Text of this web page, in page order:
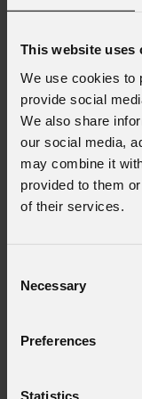
This website uses
We use cookies to
provide social
We also share
our social media,
may combine it
provided to them
of their services.
Selection
Necessary
Preferences
Statistics
Email*
Nome *